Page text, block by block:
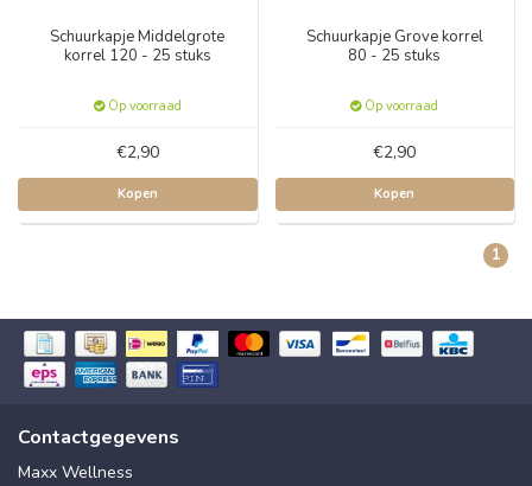
Schuurkapje Middelgrote
korrel 120 - 25 stuks
Op voorraad
€2,90
Kopen
Schuurkapje Grove korrel
80 - 25 stuks
Op voorraad
€2,90
Kopen
1
Contactgegevens
Maxx Wellness